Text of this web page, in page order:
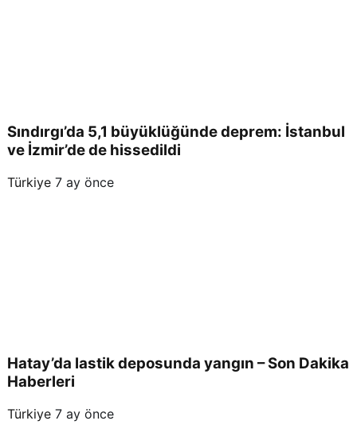
Sındırgı’da 5,1 büyüklüğünde deprem: İstanbul
ve İzmir’de de hissedildi
Türkiye 7 ay önce
Hatay’da lastik deposunda yangın – Son Dakika
Haberleri
Türkiye 7 ay önce